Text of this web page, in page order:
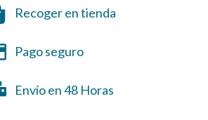
Recoger en tienda
Pago seguro
Envío en 48 Horas